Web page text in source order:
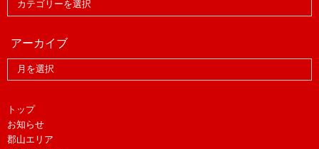
アーカイブ
トップ
お知らせ
郡山エリア